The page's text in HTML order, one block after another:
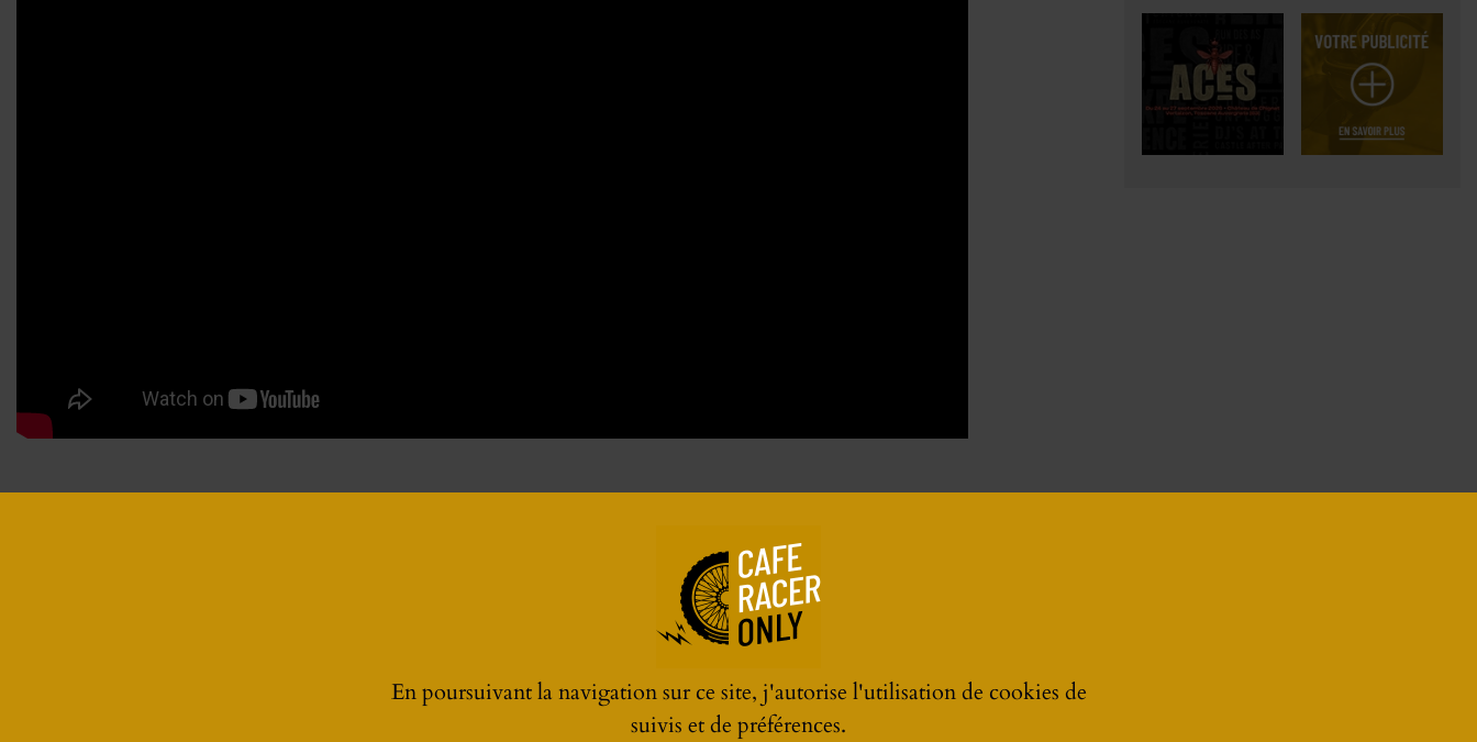
LA GALERIE DU MOREX CUSTOM CONTEST 2021
En poursuivant la navigation sur ce site, j'autorise l'utilisation de cookies de
suivis et de préférences.